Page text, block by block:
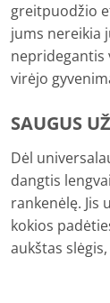
greitpuodžio
jums nereikia
nepridegantis
virėjo
SAUGUS
Dėl
dangtis
rankenėlę. Jis
kokios
aukštas